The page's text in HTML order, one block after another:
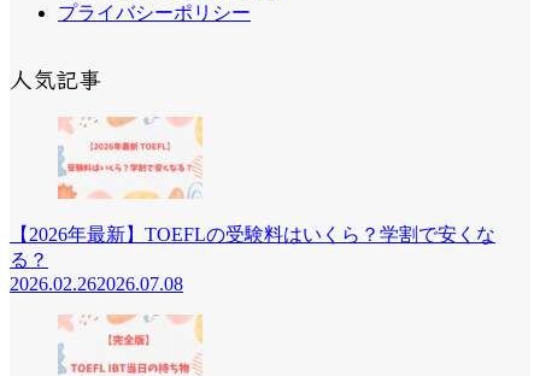
プライバシーポリシー
人気記事
【2026年最新】TOEFLの受験料はいくら？学割で安くな
る？
2026.02.262026.07.08